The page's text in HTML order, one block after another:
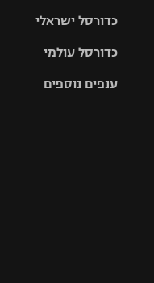
גביע הטוטו
האלופות
ליגה
כדורסל ישראלי
סל
כדורסל עולמי
ענפים נוספים